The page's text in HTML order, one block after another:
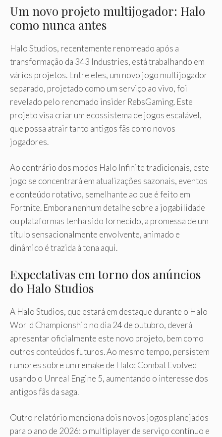
Um novo projeto multijogador: Halo
como nunca antes
Halo Studios, recentemente renomeado após a
transformação da 343 Industries, está trabalhando em
vários projetos. Entre eles, um novo jogo multijogador
separado, projetado como um serviço ao vivo, foi
revelado pelo renomado insider RebsGaming. Este
projeto visa criar um ecossistema de jogos escalável,
que possa atrair tanto antigos fãs como novos
jogadores.
Ao contrário dos modos Halo Infinite tradicionais, este
jogo se concentrará em atualizações sazonais, eventos
e conteúdo rotativo, semelhante ao que é feito em
Fortnite. Embora nenhum detalhe sobre a jogabilidade
ou plataformas tenha sido fornecido, a promessa de um
título sensacionalmente envolvente, animado e
dinâmico é trazida à tona aqui.
Expectativas em torno dos anúncios
do Halo Studios
A Halo Studios, que estará em destaque durante o Halo
World Championship no dia 24 de outubro, deverá
apresentar oficialmente este novo projeto, bem como
outros conteúdos futuros. Ao mesmo tempo, persistem
rumores sobre um remake de Halo: Combat Evolved
usando o Unreal Engine 5, aumentando o interesse dos
antigos fãs da saga.
Outro relatório menciona dois novos jogos planejados
para o ano de 2026: o multiplayer de serviço contínuo e